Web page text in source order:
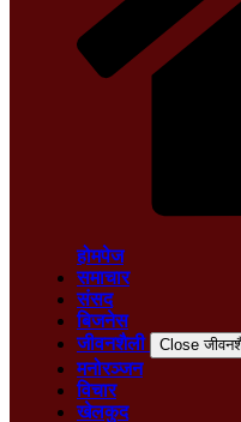
होमपेज
समाचार
संसद
बिजनेस
जीवनशैली
Close
मनोरञ्जन
विचार
खेलकुद